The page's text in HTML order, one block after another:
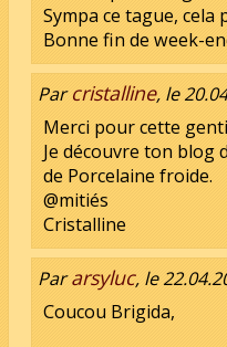
Sympa ce tague,
Bonne fin de week-
Parcristalline, le
Merci pour cette
Je découvre ton blog
de Porcelaine froide.
@mitiés
Cristalline
Pararsyluc, le
Coucou Brigida,